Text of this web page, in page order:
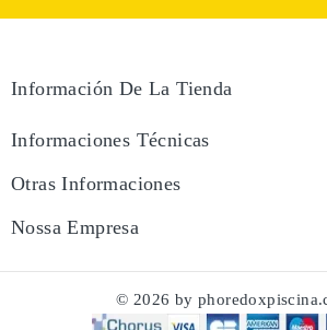
Información De La Tienda
Informaciones Técnicas
Otras Informaciones
Nossa Empresa
© 2026 by